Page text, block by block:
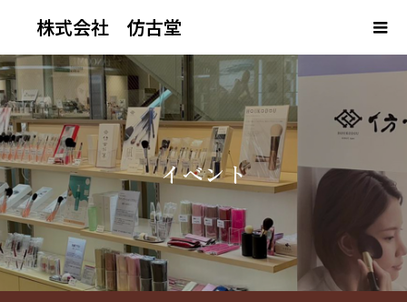
株式会社 仿古堂
イベント